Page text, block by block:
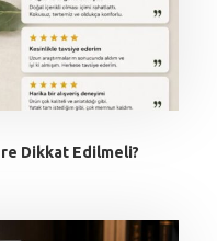
Dikkat Edilmeli?